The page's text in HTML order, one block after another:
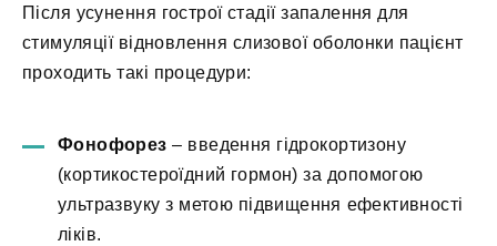
Після усунення гострої стадії запалення для
стимуляції відновлення слизової оболонки пацієнт
проходить такі процедури:
Фонофорез – введення гідрокортизону
(кортикостероїдний гормон) за допомогою
ультразвуку з метою підвищення ефективності
ліків.